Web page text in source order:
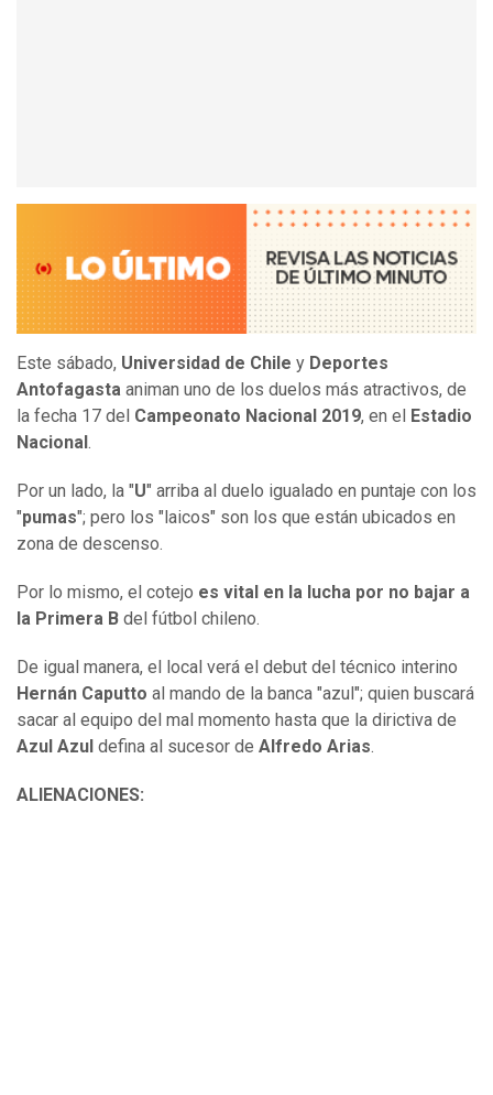
Este sábado, Universidad de Chile y Deportes
Antofagasta animan uno de los duelos más atractivos, de
la fecha 17 del Campeonato Nacional 2019, en el
Estadio
Nacional .
Por un lado, la "U" arriba al duelo igualado en puntaje con los
"pumas"; pero los "laicos" son los que están ubicados en
zona de descenso.
Por lo mismo, el cotejo es vital en la lucha por no bajar a
la Primera B del fútbol chileno.
De igual manera, el local verá el debut del técnico interino
Hernán Caputto al mando de la banca "azul"; quien buscará
sacar al equipo del mal momento hasta que la dirictiva de
Azul Azul defina al sucesor de Alfredo Arias.
ALIENACIONES: